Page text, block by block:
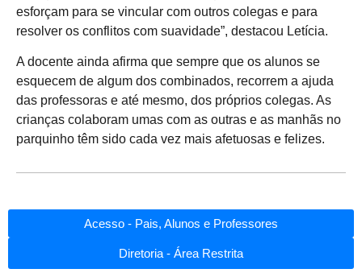
esforçam para se vincular com outros colegas e para
resolver os conflitos com suavidade”, destacou Letícia.
A docente ainda afirma que sempre que os alunos se
esquecem de algum dos combinados, recorrem a ajuda
das professoras e até mesmo, dos próprios colegas. As
crianças colaboram umas com as outras e as manhãs no
parquinho têm sido cada vez mais afetuosas e felizes.
Acesso - Pais, Alunos e Professores
Diretoria - Área Restrita